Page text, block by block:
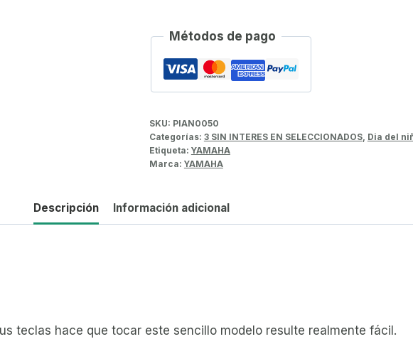
Métodos de pago
SKU: PIAN0050
Categorías: 3 SIN INTERES EN SELECCIONADOS, Dia del
Etiqueta: YAMAHA
Marca: YAMAHA
Descripción Información adicional
teclas hace que tocar este sencillo modelo resulte realmente fácil.